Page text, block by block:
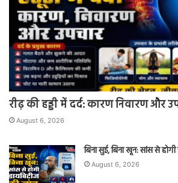
रीढ़ की हड्डी में दर्द: कारण निवारण और
August 6, 2026
बिना सुई, बिना खून: सांस से
August 6, 2026